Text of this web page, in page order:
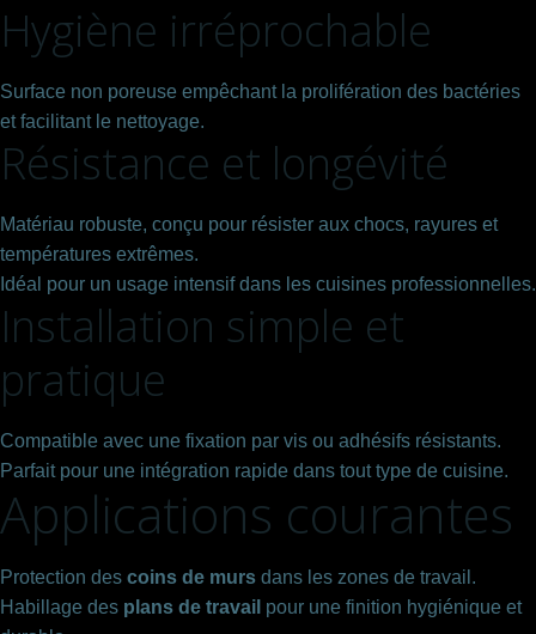
Hygiène irréprochable
Surface non poreuse empêchant la prolifération des bactéries
et facilitant le nettoyage.
Résistance et longévité
Matériau robuste, conçu pour résister aux chocs, rayures et
températures extrêmes.
Idéal pour un usage intensif dans les cuisines professionnelles.
Installation simple et
pratique
Compatible avec une fixation par vis ou adhésifs résistants.
Parfait pour une intégration rapide dans tout type de cuisine.
Applications courantes
Protection des coins de murs dans les zones de travail.
Habillage des plans de travail pour une finition hygiénique et